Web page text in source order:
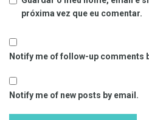
próxima vez que eu comentar.
Notify me of follow-up comments
Notify me of new posts by email.